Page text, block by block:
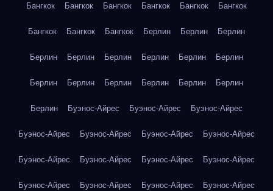
Бангкок Бангкок Бангкок Бангкок Бангкок Бангкок
Бангкок Бангкок Бангкок Берлин Берлин Берлин
Берлин Берлин Берлин Берлин Берлин Берлин
Берлин Берлин Берлин Берлин Берлин Берлин
Берлин Буэнос-Айрес Буэнос-Айрес Буэнос-Айрес
Буэнос-Айрес Буэнос-Айрес Буэнос-Айрес Буэнос-Айрес
Буэнос-Айрес Буэнос-Айрес Буэнос-Айрес Буэнос-Айрес
Буэнос-Айрес Буэнос-Айрес Буэнос-Айрес Буэнос-Айрес